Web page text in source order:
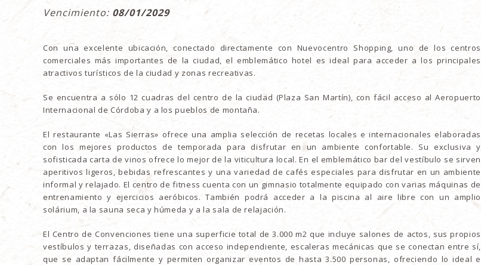
Vencimiento: 08/01/2029
Con una excelente ubicación, conectado directamente con Nuevocentro Shopping, uno de los centros
comerciales más importantes de la ciudad, el emblemático hotel es ideal para acceder a los principales
atractivos turísticos de la ciudad y zonas recreativas.
Se encuentra a sólo 12 cuadras del centro de la ciudad (Plaza San Martín), con fácil acceso al Aeropuerto
Internacional de Córdoba y a los pueblos de montaña.
El restaurante «Las Sierras» ofrece una amplia selección de recetas locales e internacionales elaboradas
con los mejores productos de temporada para disfrutar en un ambiente confortable. Su exclusiva y
sofisticada carta de vinos ofrece lo mejor de la viticultura local. En el emblemático bar del vestíbulo se sirven
aperitivos ligeros, bebidas refrescantes y una variedad de cafés especiales para disfrutar en un ambiente
informal y relajado. El centro de fitness cuenta con un gimnasio totalmente equipado con varias máquinas de
entrenamiento y ejercicios aeróbicos. También podrá acceder a la piscina al aire libre con un amplio
solárium, a la sauna seca y húmeda y a la sala de relajación.
El Centro de Convenciones tiene una superficie total de 3.000 m2 que incluye salones de actos, sus propios
vestíbulos y terrazas, diseñadas con acceso independiente, escaleras mecánicas que se conectan entre sí,
que se adaptan fácilmente y permiten organizar eventos de hasta 3.500 personas, ofreciendo lo ideal e